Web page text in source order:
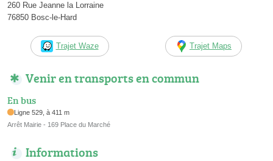
260 Rue Jeanne la Lorraine
76850 Bosc-le-Hard
Trajet Waze Trajet Maps
Venir en transports en commun
En bus
Ligne 529, à 411 m
Arrêt Mairie - 169 Place du Marché
Informations